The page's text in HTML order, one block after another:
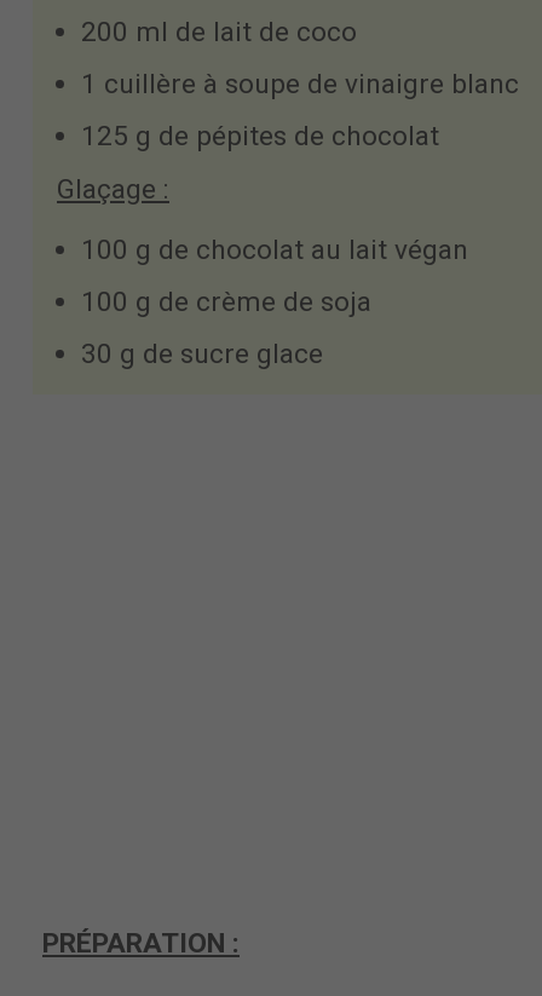
200 ml de lait de coco
1 cuillère à soupe de vinaigre blanc
125 g de pépites de chocolat
Glaçage :
100 g de chocolat au lait végan
100 g de crème de soja
30 g de sucre glace
PRÉPARATION :